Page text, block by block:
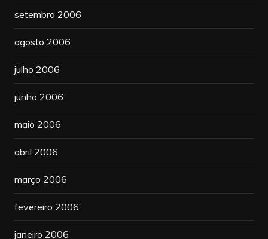
setembro 2006
agosto 2006
julho 2006
junho 2006
maio 2006
abril 2006
março 2006
fevereiro 2006
janeiro 2006